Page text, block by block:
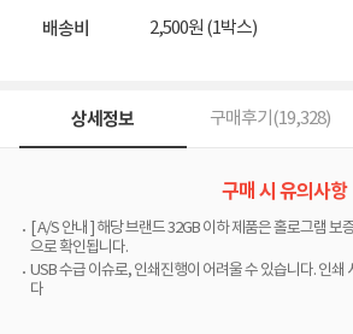
배송비 2,500원 (1박스)
상세정보 구매후기(19,328)
구매 시 유의사항
[ A/S 안내 ] 해당 브랜드 32GB 이하 제품은 홀로그램 보
으로 확인됩니다.
USB 수급 이슈로, 인쇄진행이 어려울 수 있습니다. 인쇄
다